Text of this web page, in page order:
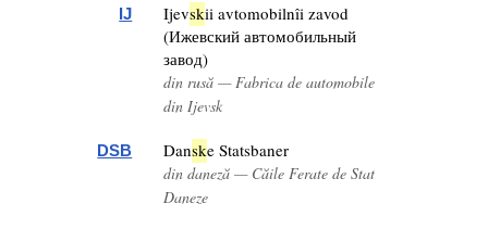
IJ Ijevskii avtomobilnîi zavod
(Ижевский автомобильный
завод)
din rusă — Fabrica de automobile
din Ijevsk
DSB Danske Statsbaner
din daneză — Căile Ferate de Stat
Daneze